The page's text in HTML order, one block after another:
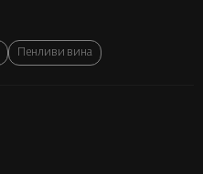
Пенливи вина